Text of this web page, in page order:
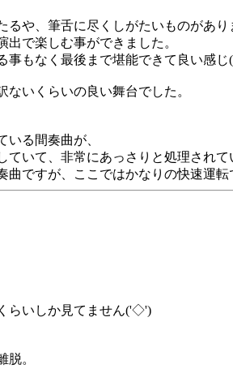
や、筆舌に尽くしがたいものがあり
で楽しむ事ができました。
事もなく最後まで堪能できて良い感
いくらいの良い舞台でした。
る間奏曲が、
いて、非常にあっさりと処理されて
ですが、ここではかなりの快速運転
らいしか見てません('◇')ゞ
。